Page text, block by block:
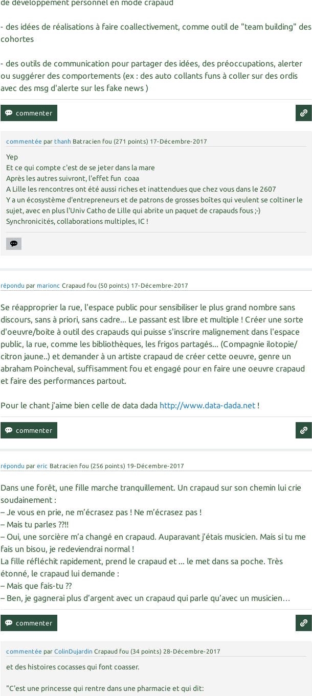
de développement personnel en mode crapaud
- des idées de réalisations à faire coallectivement, comme outil de "team building" des
cohortes
- des outils de communication pour partager des idées, des préoccupations, alerter
ou suggérer des comportements (ex : des auto collants funs à coller sur des ordis
avec des msg d'alerte sur les fake news )
commentée par thanh Batracien fou (271 points) 17-Décembre-2017
Yep
Et ce qui compte c'est de se jeter dans la mare
Après les autres suivront, l'effet fun coaa
A Lille les rencontres ont été aussi riches et inattendues que chez vous dans le 2607
Y a un écosystème d'entrepreneurs et de patrons de grosses boîtes qui veulent se coltiner le
sujet, avec en plus l'Univ Catho de Lille qui abrite un paquet de crapauds fous ;-)
Synchronicités, collaborations multiples, IC !
répondu par marionc Crapaud fou (50 points) 17-Décembre-2017
Se réapproprier la rue, l'espace public pour sensibiliser le plus grand nombre sans
discours, sans à priori, sans cadre... Le passant est libre et multiple ! Créer une sorte
d'oeuvre/boite à outil des crapauds qui puisse s'inscrire malignement dans l'espace
public, la rue, comme les bibliothèques, les frigos partagés... (Compagnie ilotopie/
citron jaune..) et demander à un artiste crapaud de créer cette oeuvre, genre un
abraham Poincheval, suffisamment fou et engagé pour en faire une oeuvre crapaud
et faire des performances partout.
Pour le chant j'aime bien celle de data dada http://www.data-dada.net !
répondu pareric Batracien fou (256 points) 19-Décembre-2017
Dans une forêt, une fille marche tranquillement. Un crapaud sur son chemin lui crie
soudainement :
– Je vous en prie, ne m’écrasez pas ! Ne m’écrasez pas !
– Mais tu parles ??!!
– Oui, une sorcière m’a changé en crapaud. Auparavant j’étais musicien. Mais si tu me
fais un bisou, je redeviendrai normal !
La fille réfléchit rapidement, prend le crapaud et ... le met dans sa poche. Très
étonné, le crapaud lui demande :
– Mais que fais-tu ??
– Ben, je gagnerai plus d’argent avec un crapaud qui parle qu’avec un musicien…
commentée parColinDujardin Crapaud fou (34 points) 28-Décembre-2017
et des histoires cocasses qui font coasser.
"C'est une princesse qui rentre dans une pharmacie et qui dit: